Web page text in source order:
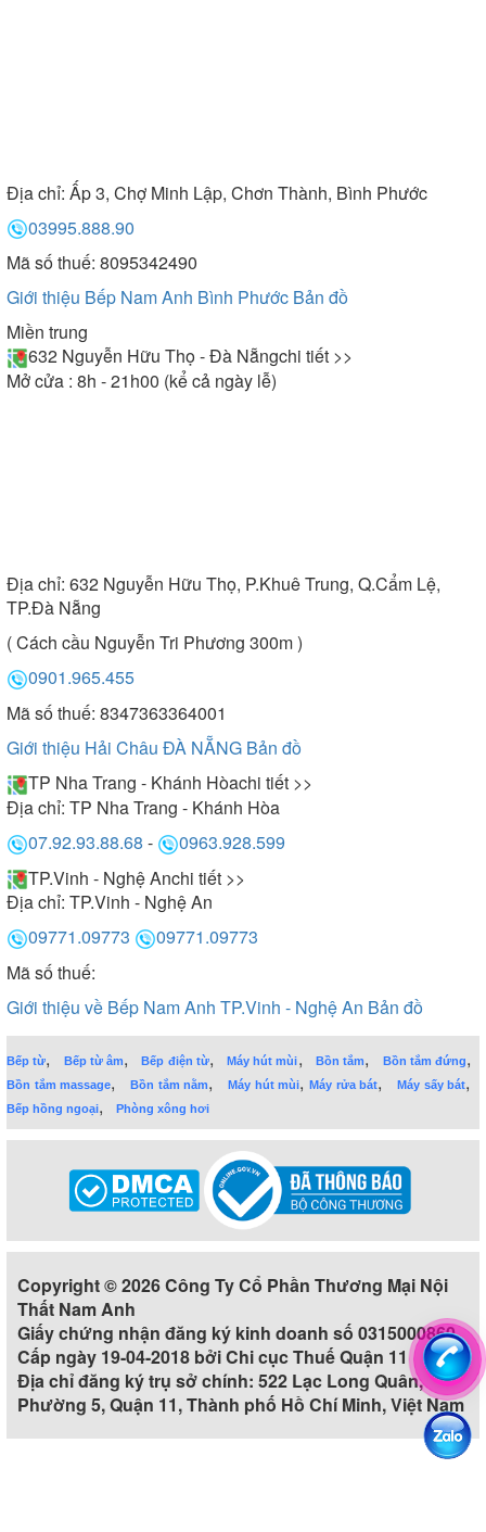
Địa chỉ: Ấp 3, Chợ Minh Lập, Chơn Thành, Bình Phước
03995.888.90
Mã số thuế: 8095342490
Giới thiệu Bếp Nam Anh Bình Phước Bản đồ
Miền trung
632 Nguyễn Hữu Thọ - Đà Nẵngchi tiết >>
Mở cửa : 8h - 21h00 (kể cả ngày lễ)
Địa chỉ: 632 Nguyễn Hữu Thọ, P.Khuê Trung, Q.Cẩm Lệ,
TP.Đà Nẵng
( Cách cầu Nguyễn Tri Phương 300m )
0901.965.455
Mã số thuế: 8347363364001
Giới thiệu Hải Châu ĐÀ NẴNG Bản đồ
TP Nha Trang - Khánh Hòachi tiết >>
Địa chỉ: TP Nha Trang - Khánh Hòa
07.92.93.88.68 -
0963.928.599
TP.Vinh - Nghệ Anchi tiết >>
Địa chỉ: TP.Vinh - Nghệ An
09771.09773
09771.09773
Mã số thuế:
Giới thiệu về Bếp Nam Anh TP.Vinh - Nghệ An Bản đồ
Bếp từ, Bếp từ âm,Bếp điện từ,Máy hút mùi, Bồn tắm, Bồn tắm đứng,
Bồn tắm massage,Bồn tắm nằm,Máy hút mùi,Máy rửa bát,Máy sấy bát,
Bếp hồng ngoại, Phòng xông hơi
Copyright © 2026 Công Ty Cổ Phần Thương Mại Nội
Thất Nam Anh
Giấy chứng nhận đăng ký kinh doanh số 0315000860
Cấp ngày 19-04-2018 bởi Chi cục Thuế Quận 11
Địa chỉ đăng ký trụ sở chính: 522 Lạc Long Quân,
Phường 5, Quận 11, Thành phố Hồ Chí Minh, Việt Nam